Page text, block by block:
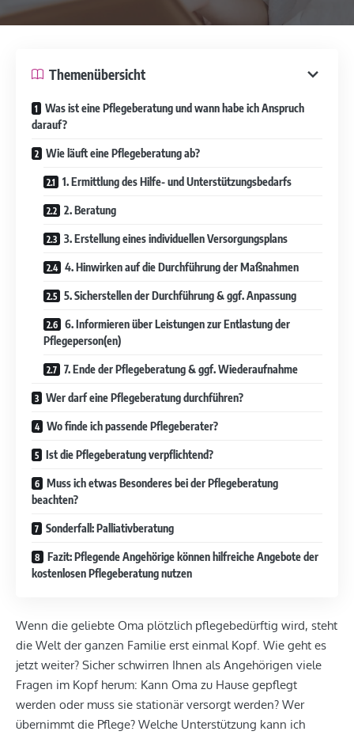
Themenübersicht
Was ist eine Pflegeberatung und wann habe ich Anspruch
darauf?
Wie läuft eine Pflegeberatung ab?
1. Ermittlung des Hilfe- und Unterstützungsbedarfs
2. Beratung
3. Erstellung eines individuellen Versorgungsplans
4. Hinwirken auf die Durchführung der Maßnahmen
5. Sicherstellen der Durchführung & ggf. Anpassung
6. Informieren über Leistungen zur Entlastung der
Pflegeperson(en)
7. Ende der Pflegeberatung & ggf. Wiederaufnahme
Wer darf eine Pflegeberatung durchführen?
Wo finde ich passende Pflegeberater?
Ist die Pflegeberatung verpflichtend?
Muss ich etwas Besonderes bei der Pflegeberatung
beachten?
Sonderfall: Palliativberatung
Fazit: Pflegende Angehörige können hilfreiche Angebote der
kostenlosen Pflegeberatung nutzen
Wenn die geliebte Oma plötzlich pflegebedürftig wird, steht
die Welt der ganzen Familie erst einmal Kopf. Wie geht es
jetzt weiter? Sicher schwirren Ihnen als Angehörigen viele
Fragen im Kopf herum: Kann Oma zu Hause gepflegt
werden oder muss sie stationär versorgt werden? Wer
übernimmt die Pflege? Welche Unterstützung kann ich